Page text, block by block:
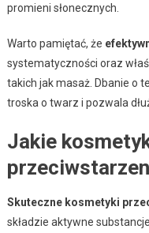
promieni słonecznych.
Warto pamiętać, że
systematyczności oraz
takich jak masaż. Dbanie o
troska o twarz i pozwala
Jakie
Skuteczne kosmetyki
składzie aktywne